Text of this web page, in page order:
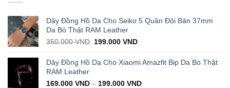
Dây Đồng Hồ Da Cho Seiko 5 Quân Đội Bản 37mm
Da Bò Thật RAM Leather
350.000VND Original
was:
199.000VNDCurrent
is:
199.000 VND.
Dây Đồng Hồ Da Cho Xiaomi Amazfit Bip Da Bò Thật
RAM Leather
169.000 VND – 199.000 VND